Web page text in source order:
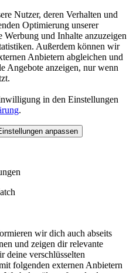
Nutzer, deren Verhalten und
Optimierung unserer
Werbung und Inhalte anzuzeigen
Außerdem können wir
Anbietern abgleichen und
Angebote anzeigen, nur wenn
in den Einstellungen
.
anpassen
wir dich auch abseits
und zeigen dir relevante
deine verschlüsselten
folgenden externen Anbietern